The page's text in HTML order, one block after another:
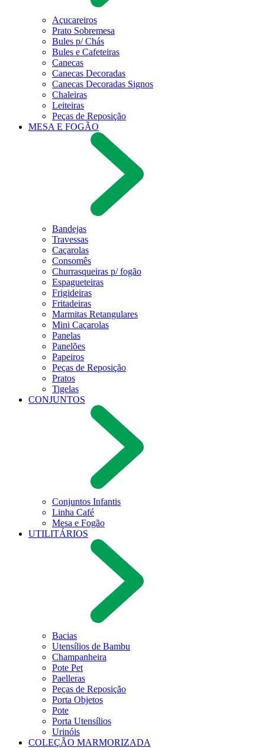
Açucareiros
Prato Sobremesa
Bules p/ Chás
Bules e Cafeteiras
Canecas
Canecas Decoradas
Canecas Decoradas Signos
Chaleiras
Leiteiras
Peças de Reposição
MESA E FOGÃO
Bandejas
Travessas
Caçarolas
Consomês
Churrasqueiras p/ fogão
Espagueteiras
Frigideiras
Fritadeiras
Marmitas Retangulares
Mini Caçarolas
Panelas
Panelões
Papeiros
Peças de Reposição
Pratos
Tigelas
CONJUNTOS
Conjuntos Infantis
Linha Café
Mesa e Fogão
UTILITÁRIOS
Bacias
Utensílios de Bambu
Champanheira
Pote Pet
Paelleras
Peças de Reposição
Porta Objetos
Pote
Porta Utensílios
Urinóis
COLEÇÃO MARMORIZADA